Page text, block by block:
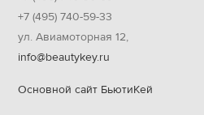
+7 (495) 740-59-33
ул. Авиамоторная 12,
info@beautykey.ru
Основной сайт БьютиКей